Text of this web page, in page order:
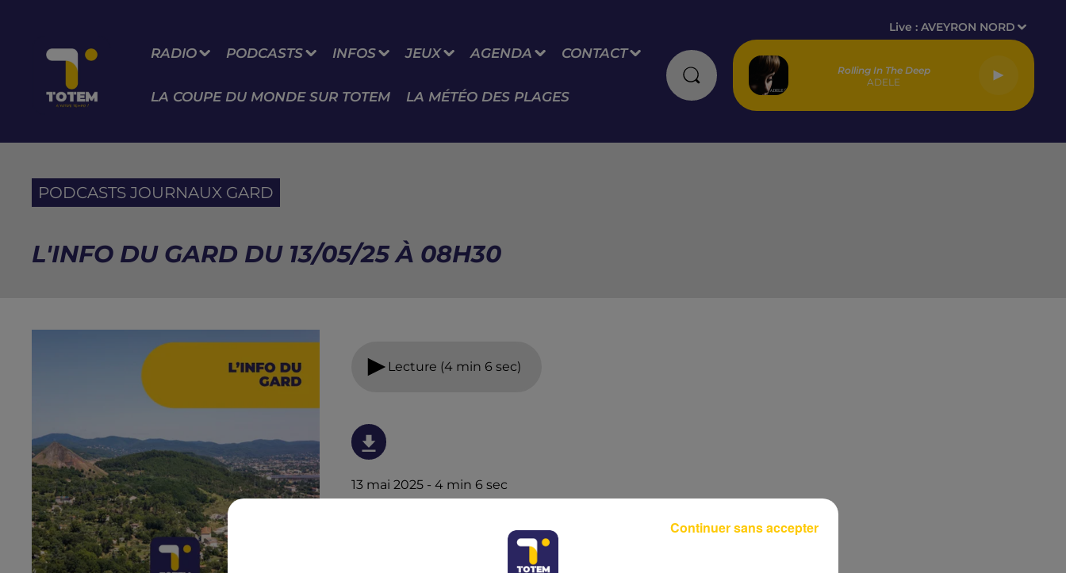
RADIO PODCASTS INFOS JEUX AGENDA CONTACT
LA COUPE DU MONDE SUR TOTEM LA MÉTÉO DES PLAGES
Live :AVEYRON NORD
Rolling In The Deep
ADELE
PODCASTS JOURNAUX GARD
L'INFO DU GARD DU 13/05/25 À 08H30
Lecture (4 min 6 sec)
13 mai 2025 - 4 min 6 sec
Ecoutez sur Totem l'information en Lozère et sur le
bassin d'Alès avec les reportages de nos journalistes sur
Continuer sans accepter